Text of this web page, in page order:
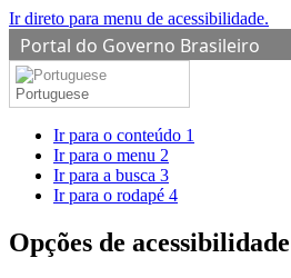
Ir direto para menu de acessibilidade.
Portal do Governo Brasileiro
Portuguese
Ir para o conteúdo 1
Ir para o menu 2
Ir para a busca 3
Ir para o rodapé 4
Opções de acessibilidade